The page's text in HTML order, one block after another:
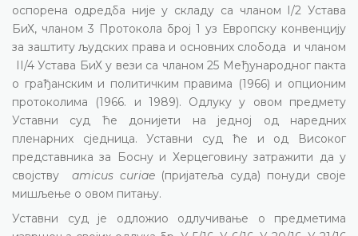
оспорена одредба није у складу са чланом I/2 Устава
БиХ, чланом 3 Протокола број 1 уз Европску конвенцију
за заштиту људских права и основних слобода
и чланом
II/4 Устава БиХ у вези са чланом 25 Међународног пакта
о грађанским и политичким правима (1966) и опционим
протоколима (1966. и 1989).
Одлуку у овом предмету
Уставни суд ће донијети на једној од наредних
пленарних сједница. Уставни суд ће и од Високог
представника за Босну и Херцеговину затражити да у
својству
amicus curiae (пријатеља суда) понуди своје
мишљење о овом питању.
Уставни суд је одложио одлучивање о предметима